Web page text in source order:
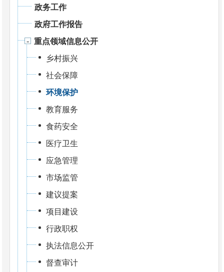
政务工作
政府工作报告
重点领域信息公开
乡村振兴
社会保障
环境保护
教育服务
食药安全
医疗卫生
应急管理
市场监管
建议提案
项目建设
行政职权
执法信息公开
督查审计